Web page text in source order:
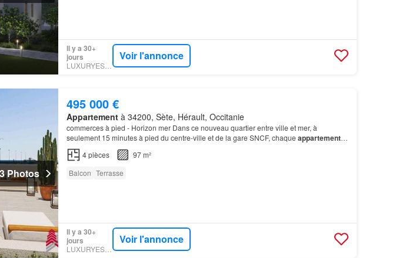
Il y a 30+
jours
LUXURYESTATE
Voir l'annonce
3 Photos
495 000 €
Appartementà 34200, Sète, Hérault, Occitanie
commerces à pied - Horizon mer Dans ce nouveau quartier entre ville et mer, à
seulement 15 minutes à pied du centre-ville et de la gare SNCF, chaque appartement
Au 6ème étage sur 6 Exposition Sud
4pièces
97 m²
Balcon Terrasse
Il y a 30+
jours
LUXURYESTATE
Voir l'annonce